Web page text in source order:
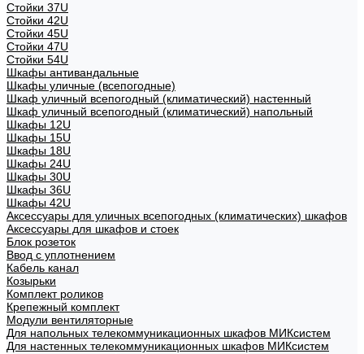
Стойки 37U
Стойки 42U
Стойки 45U
Стойки 47U
Стойки 54U
Шкафы антивандальные
Шкафы уличные (всепогодные)
Шкаф уличный всепогодный (климатический) настенный
Шкаф уличный всепогодный (климатический) напольный
Шкафы 12U
Шкафы 15U
Шкафы 18U
Шкафы 24U
Шкафы 30U
Шкафы 36U
Шкафы 42U
Аксессуары для уличных всепогодных (климатических) шкафов
Аксессуары для шкафов и стоек
Блок розеток
Ввод с уплотнением
Кабель канал
Козырьки
Комплект роликов
Крепежный комплект
Модули вентиляторные
Для напольных телекоммуникационных шкафов МИКсистем
Для настенных телекоммуникационных шкафов МИКсистем